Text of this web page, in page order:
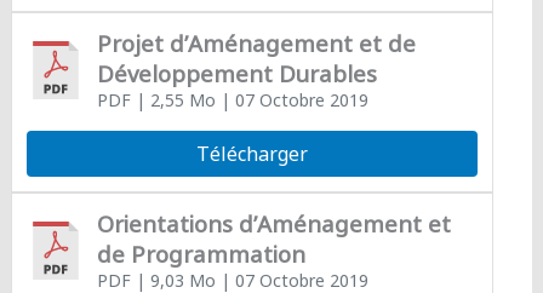
Projet d’Aménagement et de
Développement Durables
PDF| 2,55 Mo | 07 Octobre 2019
Télécharger
Orientations d’Aménagement et
de Programmation
PDF| 9,03 Mo | 07 Octobre 2019